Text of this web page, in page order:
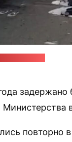
задержано
повторно в